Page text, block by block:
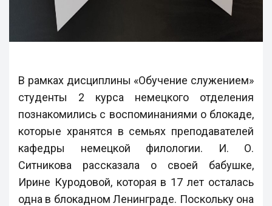
В рамках дисциплины «Обучение служением»
студенты 2 курса немецкого отделения
познакомились с воспоминаниями о блокаде,
которые хранятся в семьях преподавателей
кафедры немецкой филологии. И. О.
Ситникова рассказала о своей бабушке,
Ирине Куродовой, которая в 17 лет осталась
одна в блокадном Ленинграде. Поскольку она